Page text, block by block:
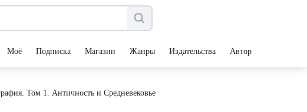
Моё Подписка Магазин Жанры Издательства Авторы
Том 1. Античность и Средневековье